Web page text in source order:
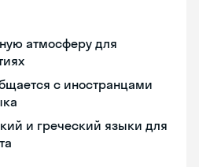
атмосферу для
с иностранцами
и греческий языки для